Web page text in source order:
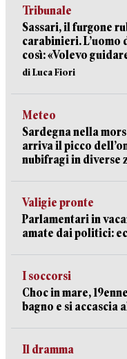
Tribunale
Sassari, il furgone
carabinieri. L’uomo
così: «Volevo
di Luca Fiori
Meteo
Sardegna nella
arriva il picco
nubifragi in diverse
Valigie pronte
Parlamentari in
amate dai politici:
I soccorsi
Choc in mare,
bagno e si accascia
Il dramma